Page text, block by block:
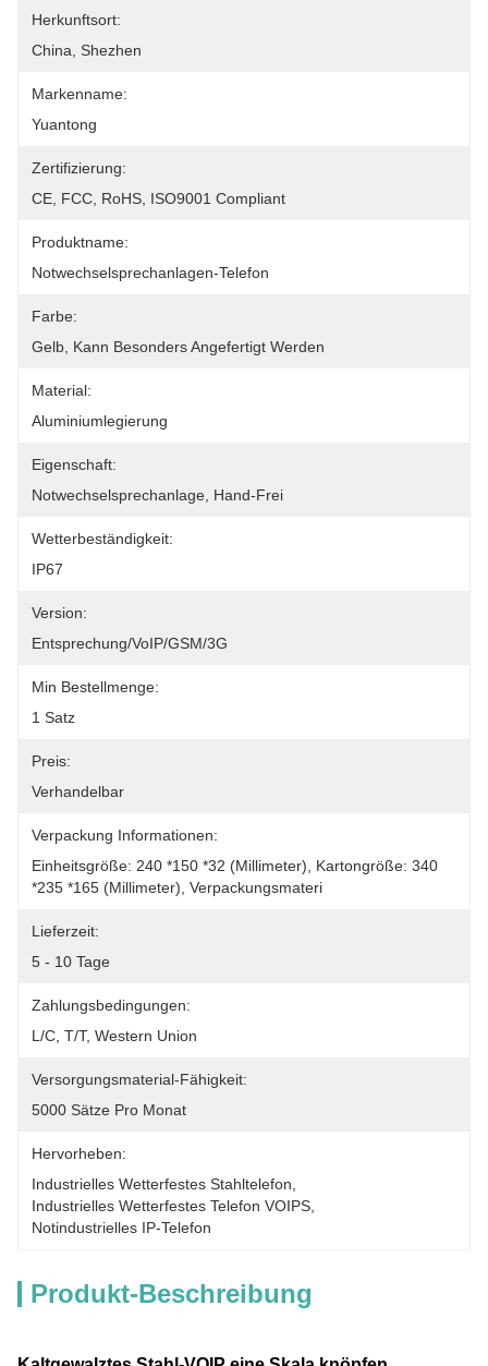
Herkunftsort:
China, Shezhen
Markenname:
Yuantong
Zertifizierung:
CE, FCC, RoHS, ISO9001 Compliant
Produktname:
Notwechselsprechanlagen-Telefon
Farbe:
Gelb, Kann Besonders Angefertigt Werden
Material:
Aluminiumlegierung
Eigenschaft:
Notwechselsprechanlage, Hand-Frei
Wetterbeständigkeit:
IP67
Version:
Entsprechung/VoIP/GSM/3G
Min Bestellmenge:
1 Satz
Preis:
Verhandelbar
Verpackung Informationen:
Einheitsgröße: 240 *150 *32 (Millimeter), Kartongröße: 340
*235 *165 (Millimeter), Verpackungsmateri
Lieferzeit:
5 - 10 Tage
Zahlungsbedingungen:
L/C, T/T, Western Union
Versorgungsmaterial-Fähigkeit:
5000 Sätze Pro Monat
Hervorheben:
Industrielles Wetterfestes Stahltelefon
Industrielles Wetterfestes Telefon VOIPS
Notindustrielles IP-Telefon
Produkt-Beschreibung